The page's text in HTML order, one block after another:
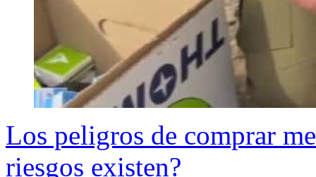
Los peligros de comprar
riesgos existen?